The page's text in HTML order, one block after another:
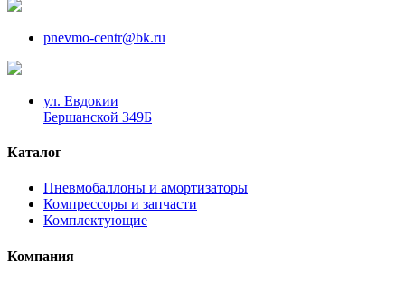
pnevmo-centr@bk.ru
ул. Евдокии
Бершанской 349Б
Каталог
Пневмобаллоны и амортизаторы
Компрессоры и запчасти
Комплектующие
Компания